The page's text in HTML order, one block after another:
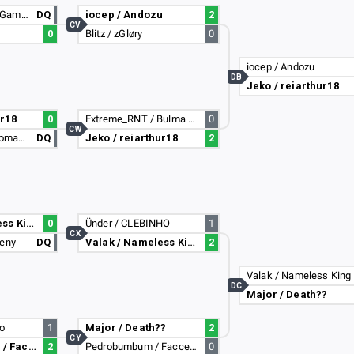
PEDRITO / AkunGamer
DQ
0
0
SevenㅤS2 / vitor.romano.rocha
DQ
Valak / Nameless King
0
DQ
1
Pedrobumbum / Facceles
2
iocep / Andozu
2
Blitz / zGløry
0
CV
Extreme_RNT / Bulma Terrorista
0
Jeko / reiarthur18
2
CW
Ünder / CLEBINHO
1
Valak / Nameless King
2
CX
Major / Death??
2
Pedrobumbum / Facceles
0
CY
iocep / Andozu
Jeko / reiarthur18
DB
Valak / Nameless King
Major / Death??
DC